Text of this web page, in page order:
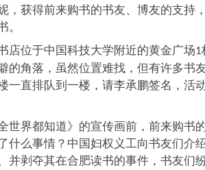
，获得前来购书的书友、博友的支持
。
店位于中国科技大学附近的黄金广场1
的角落，虽然位置难找，但有许多书
一直排队到一楼，请李承鹏签名，活
世界都知道》的宣传画前，前来购书
什么事情？中国妇权义工向书友们介
并剥夺其在合肥读书的事件，书友们